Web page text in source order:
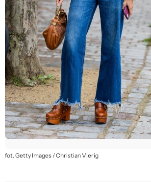
fot. Getty Images / Christian Vierig